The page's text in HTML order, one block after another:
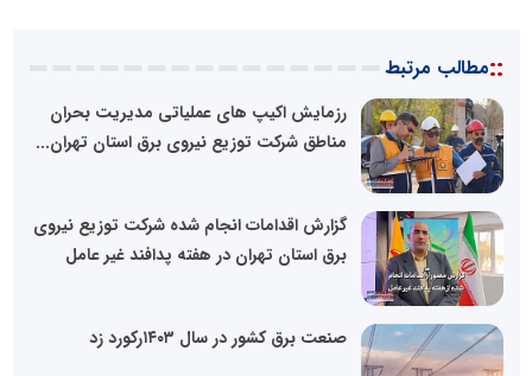
::مطالب مرتبط
رزمایش اکیپ های عملیاتی مدیریت بحران
مناطق شرکت توزیع نیروی برق استان تهران...
گزارش اقدامات انجام شده شرکت توزیع نیروی
برق استان تهران در هفته پدافند غیر عامل
صنعت برق کشور در سال ۱۴۰۳رکورد زد